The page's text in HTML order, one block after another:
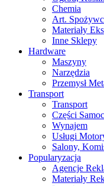
Chemia
Art.
Materiały
Inne Sklepy
Hardware
Maszyny
Narzędzia
Przemysł
Transport
Transport
Części
Wynajem
Usługi
Salony,
Popularyzacja
Agencje
Materiały